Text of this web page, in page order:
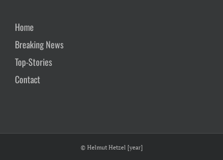
Home
Breaking News
Top-Stories
Contact
© Helmut Hetzel [year]